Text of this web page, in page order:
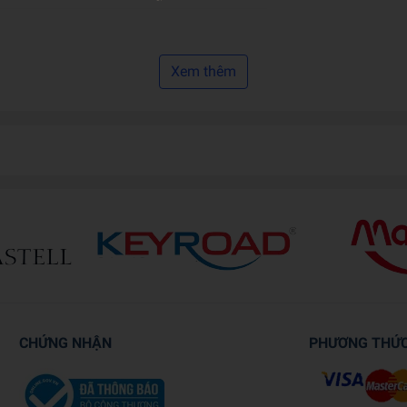
Xem thêm
CHỨNG NHẬN PHƯƠNG